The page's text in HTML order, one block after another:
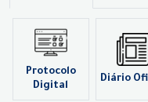
Protocolo
Digital
Diário